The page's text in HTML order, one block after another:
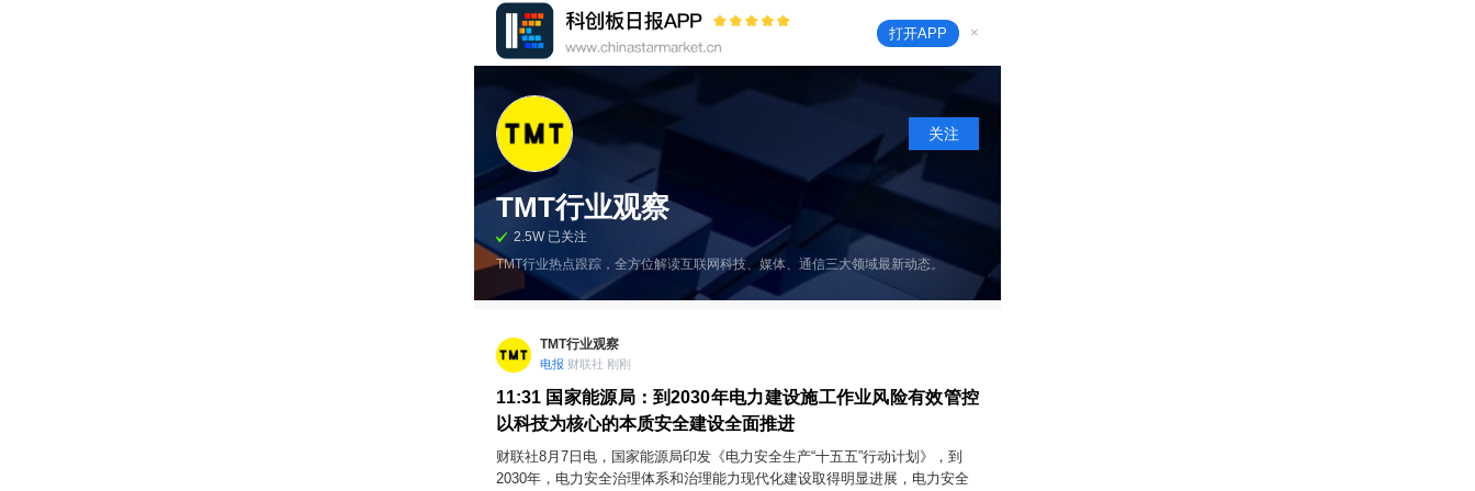
打开APP ×
关注
TMT行业观察
2.5W 已关注
TMT行业热点跟踪，全方位解读互联网科技、媒体、通信三大领域最新动态。
TMT行业观察
电报 财联社 刚刚
11:31 国家能源局：到2030年电力建设施工作业风险有效管控
以科技为核心的本质安全建设全面推进
财联社8月7日电，国家能源局印发《电力安全生产“十五五”行动计划》，到
2030年，电力安全治理体系和治理能力现代化建设取得明显进展，电力安全